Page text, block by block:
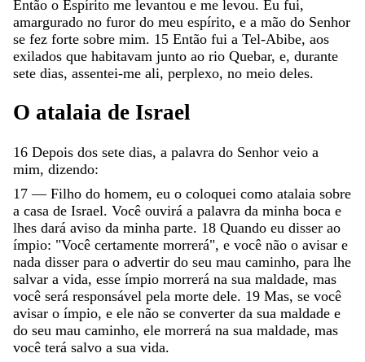
Então o Espírito me levantou e me levou. Eu fui,
amargurado no furor do meu espírito, e a mão do Senhor
se fez forte sobre mim. 15 Então fui a Tel-Abibe, aos
exilados que habitavam junto ao rio Quebar, e, durante
sete dias, assentei-me ali, perplexo, no meio deles.
O atalaia de Israel
16 Depois dos sete dias, a palavra do Senhor veio a
mim, dizendo:
17 — Filho do homem, eu o coloquei como atalaia sobre
a casa de Israel. Você ouvirá a palavra da minha boca e
lhes dará aviso da minha parte. 18 Quando eu disser ao
ímpio: "Você certamente morrerá", e você não o avisar e
nada disser para o advertir do seu mau caminho, para lhe
salvar a vida, esse ímpio morrerá na sua maldade, mas
você será responsável pela morte dele. 19 Mas, se você
avisar o ímpio, e ele não se converter da sua maldade e
do seu mau caminho, ele morrerá na sua maldade, mas
você terá salvo a sua vida.